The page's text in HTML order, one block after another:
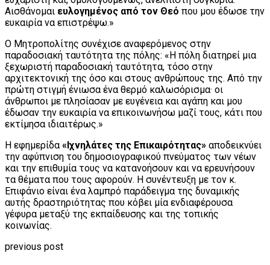
Αισθάνομαι ευλογημένος από τον Θεό που μου έδωσε την
ευκαιρία να επιστρέψω.»
Ο Μητροπολίτης συνέχισε αναφερόμενος στην
παραδοσιακή ταυτότητα της πόλης: «Η πόλη διατηρεί μια
ξεχωριστή παραδοσιακή ταυτότητα, τόσο στην
αρχιτεκτονική της όσο και στους ανθρώπους της. Από την
πρώτη στιγμή ένιωσα ένα θερμό καλωσόρισμα· οι
άνθρωποι με πλησίασαν με ευγένεια και αγάπη και μου
έδωσαν την ευκαιρία να επικοινωνήσω μαζί τους, κάτι που
εκτίμησα ιδιαιτέρως.»
Η εφημερίδα«Ιχνηλάτες της Επικαιρότητας» αποδεικνύει
την αφύπνιση του δημοσιογραφικού πνεύματος των νέων
και την επιθυμία τους να κατανοήσουν και να ερευνήσουν
τα θέματα που τους αφορούν. Η συνέντευξη με τον κ.
Επιφάνιο είναι ένα λαμπρό παράδειγμα της δυναμικής
αυτής δραστηριότητας που κόβει μία ενδιαφέρουσα
γέφυρα μεταξύ της εκπαίδευσης και της τοπικής
κοινωνίας.
previous post